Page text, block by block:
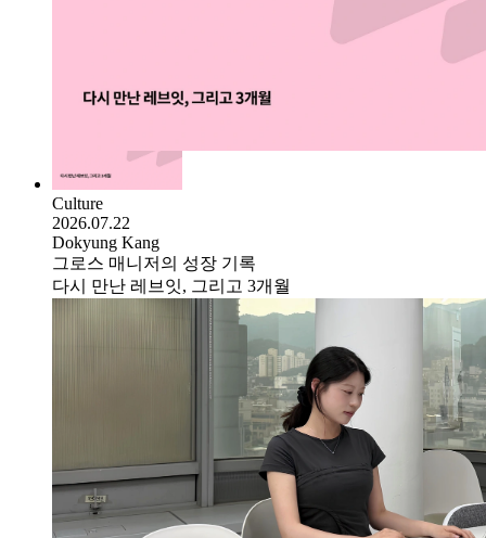
Culture
2026.07.22
Dokyung Kang
그로스 매니저의 성장 기록
다시 만난 레브잇, 그리고 3개월